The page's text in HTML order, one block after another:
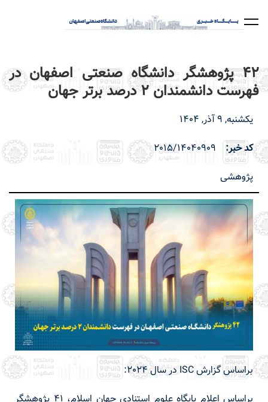
42 پژوهشگر دانشگاه صنعتی اصفهان در
فهرست دانشمندان 2 درصد برتر جهان
یکشنبه, 9 آذر, 1404
کد خبر
2015/14040909
پژوهشی
براساس گزارش ISC در سال 2024: